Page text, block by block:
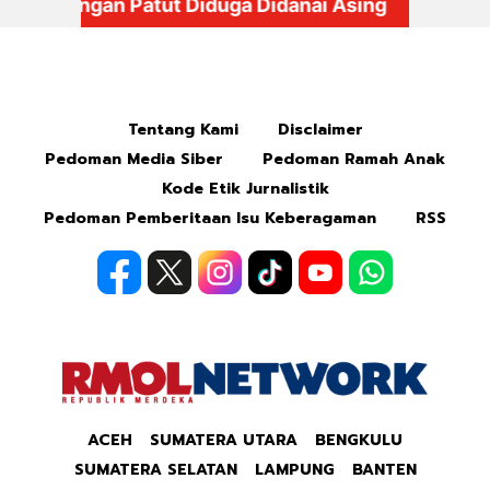
Tentang Kami
Disclaimer
Pedoman Media Siber
Pedoman Ramah Anak
Kode Etik Jurnalistik
Pedoman Pemberitaan Isu Keberagaman
RSS
ACEH SUMATERA UTARA
BENGKULU
SUMATERA SELATAN
LAMPUNG
BANTEN